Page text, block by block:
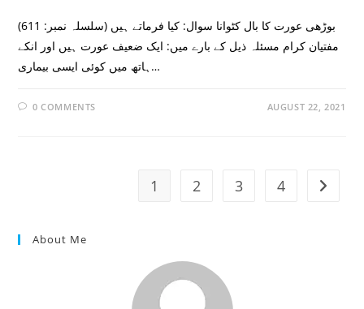
(سلسلہ نمبر: 611) بوڑھی عورت کا بال کٹوانا سوال: کیا فرماتے ہیں
مفتیان کرام مسئلہ ذیل کے بارے میں: ایک ضعیف عورت ہیں اور انکے
ہاتھ میں کوئی ایسی بیماری…
0 COMMENTS AUGUST 22, 2021
1 2 3 4 Go to
About Me